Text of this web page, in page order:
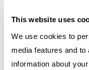
This website uses
We use cookies to
media features and
information about
Inventory)-Konzept
wissenschaftlich
und
war es, das Selbst-